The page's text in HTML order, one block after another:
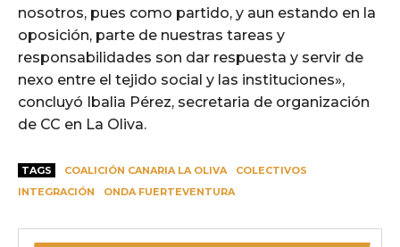
nosotros, pues como partido, y aun estando en la
oposición, parte de nuestras tareas y
responsabilidades son dar respuesta y servir de
nexo entre el tejido social y las instituciones»,
concluyó Ibalia Pérez, secretaria de organización
de CC en La Oliva.
TAGS COALICIÓN CANARIA LA OLIVA
COLECTIVOS
INTEGRACIÓN
ONDA FUERTEVENTURA